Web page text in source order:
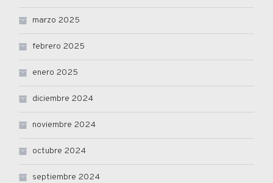
marzo 2025
febrero 2025
enero 2025
diciembre 2024
noviembre 2024
octubre 2024
septiembre 2024